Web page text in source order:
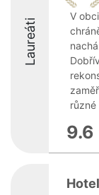
Laureáti
V
9.6